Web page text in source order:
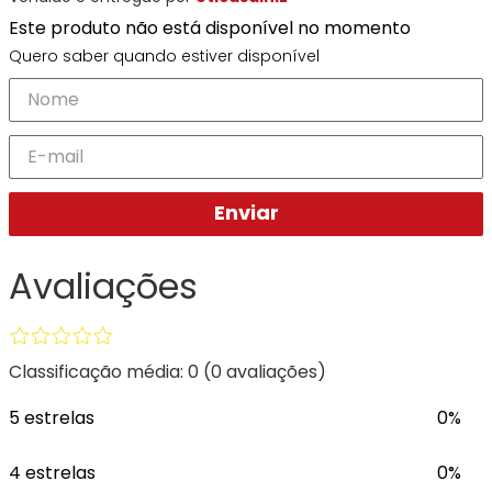
Ban
Todas
as
Marcas
Marcas
Exclusivas
Dii
Collection
DNZ
Todas
Miu
Polaroid
Todas
as
Marcas
Exclusivas
Collection
Hit
Totas
Bulget
Todas
Marcas
Marcas
Exclusivas
Dii
Collection
Hit
Todas
Unissex
Marcas
Dii
Collection
Hit
Ono
Este produto não está disponível no momento
Quero saber quando estiver disponível
Enviar
Avaliações
Classificação média: 0 (0 avaliações)
5 estrelas
0%
4 estrelas 0%